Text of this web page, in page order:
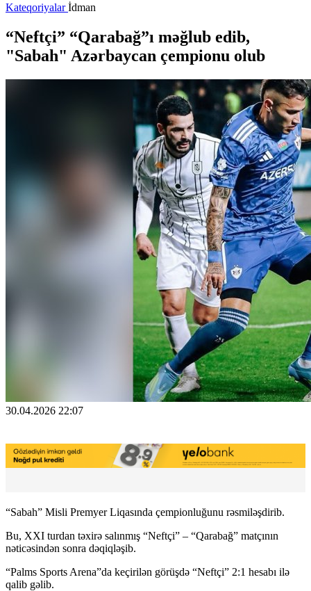
Kateqoriyalarİdman
“Neftçi” “Qarabağ”ı məğlub edib,
"Sabah" Azərbaycan çempionu olub
30.04.2026 22:07
“Sabah” Misli Premyer Liqasında çempionluğunu rəsmiləşdirib.
Bu, XXI turdan təxirə salınmış “Neftçi” – “Qarabağ” matçının
nəticəsindən sonra dəqiqləşib.
“Palms Sports Arena”da keçirilən görüşdə “Neftçi” 2:1 hesabı ilə
qalib gəlib.